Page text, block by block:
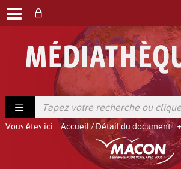
Vous êtes ici : Accueil/ Détail du document